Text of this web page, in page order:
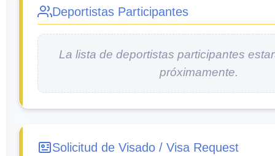
Deportistas Participantes
La lista de deportistas participantes
próximamente.
Solicitud de Visado / Visa Request